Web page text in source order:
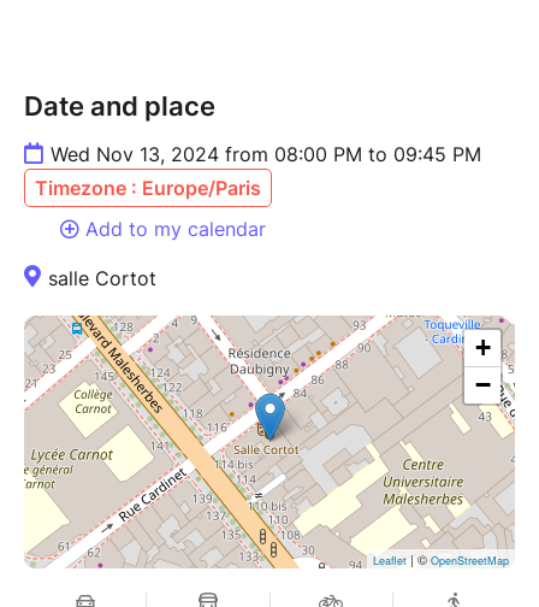
Date and place
Wed Nov 13, 2024 from 08:00 PM to 09:45 PM
Timezone : Europe/Paris
Add to my calendar
salle Cortot
+
−
Leaflet | © OpenStreetMap